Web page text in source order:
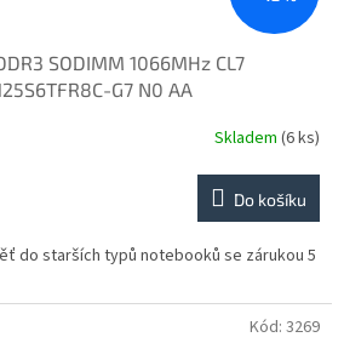
SODIMM 1066MHz CL7
G7 N0 AA
Skladem (6 ks)
Do košíku
do starších typů notebooků se zárukou 5
Kód: 3269